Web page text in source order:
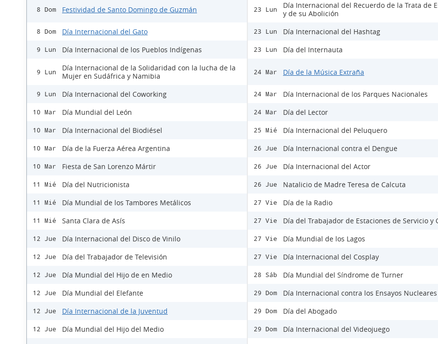
8 Dom Festividad de Santo Domingo de Guzmán
8 Dom Día Internacional del Gato
9 Lun Día Internacional de los Pueblos Indígenas
9 Lun
Día Internacional de la Solidaridad con la lucha de la
Mujer en Sudáfrica y Namibia
9 Lun Día Internacional del Coworking
10 Mar Día Mundial del León
10 Mar Día Internacional del Biodiésel
10 Mar Día de la Fuerza Aérea Argentina
10 Mar Fiesta de San Lorenzo Mártir
11 Mié Día del Nutricionista
11 Mié Día Mundial de los Tambores Metálicos
11 Mié Santa Clara de Asís
12 Jue Día Internacional del Disco de Vinilo
12 Jue Día del Trabajador de Televisión
12 Jue Día Mundial del Hijo de en Medio
12 Jue Día Mundial del Elefante
12 Jue Día Internacional de la Juventud
12 Jue Día Mundial del Hijo del Medio
23 Lun
Día Internacional del Recuerdo de la Trata de
y de su Abolición
23 Lun Día Internacional del Hashtag
23 Lun Día del Internauta
24 Mar Día de la Música Extraña
24 Mar Día Internacional de los Parques Nacionales
24 Mar Día del Lector
25 Mié Día Internacional del Peluquero
26 Jue Día Internacional contra el Dengue
26 Jue Día Internacional del Actor
26 Jue Natalicio de Madre Teresa de Calcuta
27 Vie Día de la Radio
27 Vie Día del Trabajador de Estaciones de Servicio y
27 Vie Día Mundial de los Lagos
27 Vie Día Internacional del Cosplay
28 Sáb Día Mundial del Síndrome de Turner
29 Dom Día Internacional contra los Ensayos Nucleares
29 Dom Día del Abogado
29 Dom Día Internacional del Videojuego